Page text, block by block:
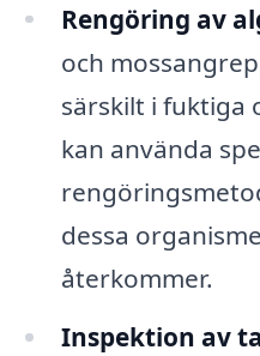
Rengöring av
och
särskilt i fuktiga
kan använda
dessa
återkommer.
Inspektion av